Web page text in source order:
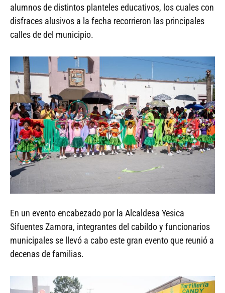
alumnos de distintos planteles educativos, los cuales con
disfraces alusivos a la fecha recorrieron las principales
calles de del municipio.
En un evento encabezado por la Alcaldesa Yesica
Sifuentes Zamora, integrantes del cabildo y funcionarios
municipales se llevó a cabo este gran evento que reunió a
decenas de familias.